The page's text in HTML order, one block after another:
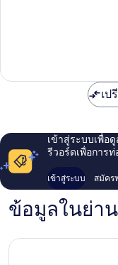
เป
เข้าสู่ระบบเพื่อ
รีวอร์ดเพื่อการท่
เข้าสู่ระบบ สมัคร
ข้อมูลในย่า